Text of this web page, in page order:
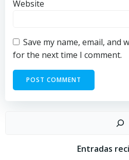
Website
Save my name, email, and
for the next time I comment.
Entradas